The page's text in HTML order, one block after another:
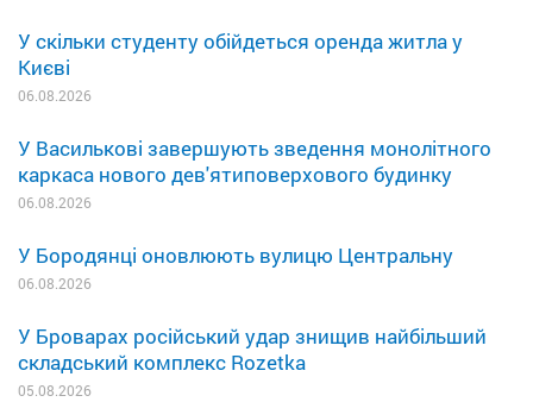
У скільки студенту обійдеться оренда житла у
Києві
06.08.2026
У Василькові завершують зведення монолітного
каркаса нового дев'ятиповерхового будинку
06.08.2026
У Бородянці оновлюють вулицю Центральну
06.08.2026
У Броварах російський удар знищив найбільший
складський комплекс Rozetka
05.08.2026